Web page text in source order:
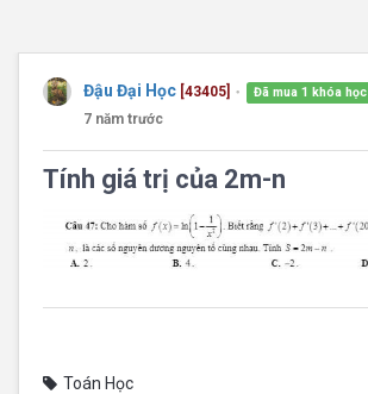
Đậu Đại Học [43405] ● Đã mua 1 khóa học
7 năm trước
Tính giá trị của 2m-n
Toán Học